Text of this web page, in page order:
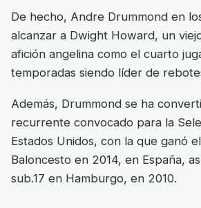
De hecho, Andre Drummond en
alcanzar a Dwight Howard, un
afición angelina como el cuarto
temporadas siendo líder de
Además, Drummond se ha
recurrente convocado para la
Estados Unidos, con la que ganó
Baloncesto en 2014, en España,
sub.17 en Hamburgo, en 2010.